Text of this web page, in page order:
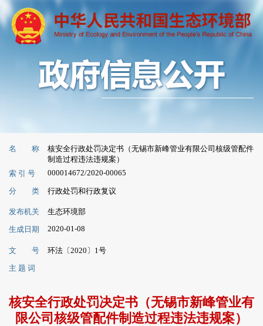
名 称
核安全行政处罚决定书（无锡市新峰管业有限公司核级管配件
制造过程违法违规案）
索 引 号
000014672/2020-00065
分 类 行政处罚和行政复议
发布机关
生态环境部
生成日期
2020-01-08
文 号
环法〔2020〕1号
主 题 词
核安全行政处罚决定书（无锡市新峰管业有
限公司核级管配件制造过程违法违规案）